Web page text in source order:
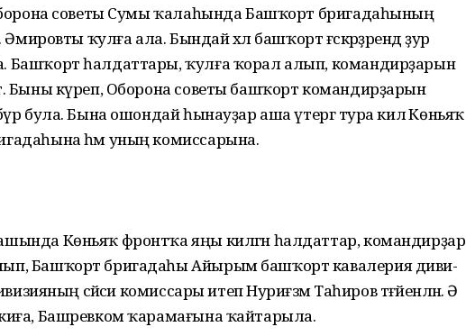
советы Сумы ҡалаһында Башҡорт бригадаһының
ҡулға ала. Бындай хәл башҡорт ғәскәрҙәрендә ҙур
Башҡорт һалдаттары, ҡулға ҡорал алып, командирҙарын
Быны күреп, Оборона советы башҡорт коман­дирҙарын
була. Бына ошон­дай һынауҙар аша үтергә тура килә Көньяҡ
һәм уның комиссарына.
Көньяҡ фронтҡа яңы килгән һал­даттар, командирҙар
Башҡорт бригадаһы Айырым башҡорт кавалерия диви­
сәйәси комиссары итеп Нуриәғзәм Таһиров тәғәйенләнә. Ә
Башревком ҡарамағына ҡайтарыла.